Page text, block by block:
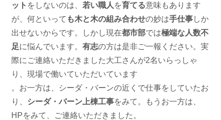
ット をしないのは、 若い職人 を育てる意味もあります
が、何といって も木と木の組み合わせの妙は手仕事しか
出せないからです。しかし現在都市部では極端な人数不
足に悩んでいます。 有志の方は是非ご一報ください。実
際にご連絡いただきました大工さんが2名いらっしゃ
り、現場で働いていただいています
。お一方は、シーダ・バーンの近くで仕事をしていたお
り、
シーダ・バーン上棟工事をみて。もうお一方は、
HPをみて、ご連絡いただきました。